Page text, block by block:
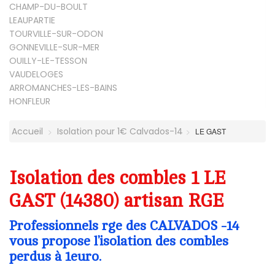
CHAMP-DU-BOULT
LEAUPARTIE
TOURVILLE-SUR-ODON
GONNEVILLE-SUR-MER
OUILLY-LE-TESSON
VAUDELOGES
ARROMANCHES-LES-BAINS
HONFLEUR
Accueil Isolation pour 1€ Calvados-14 LE GAST
Isolation des combles 1 LE
GAST (14380) artisan RGE
Professionnels rge des CALVADOS -14
vous propose l’isolation des combles
perdus à 1euro.